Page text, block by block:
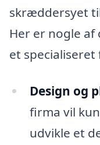
skræddersyet
Her er nogle af
et
Design og
firma vil
udvikle et